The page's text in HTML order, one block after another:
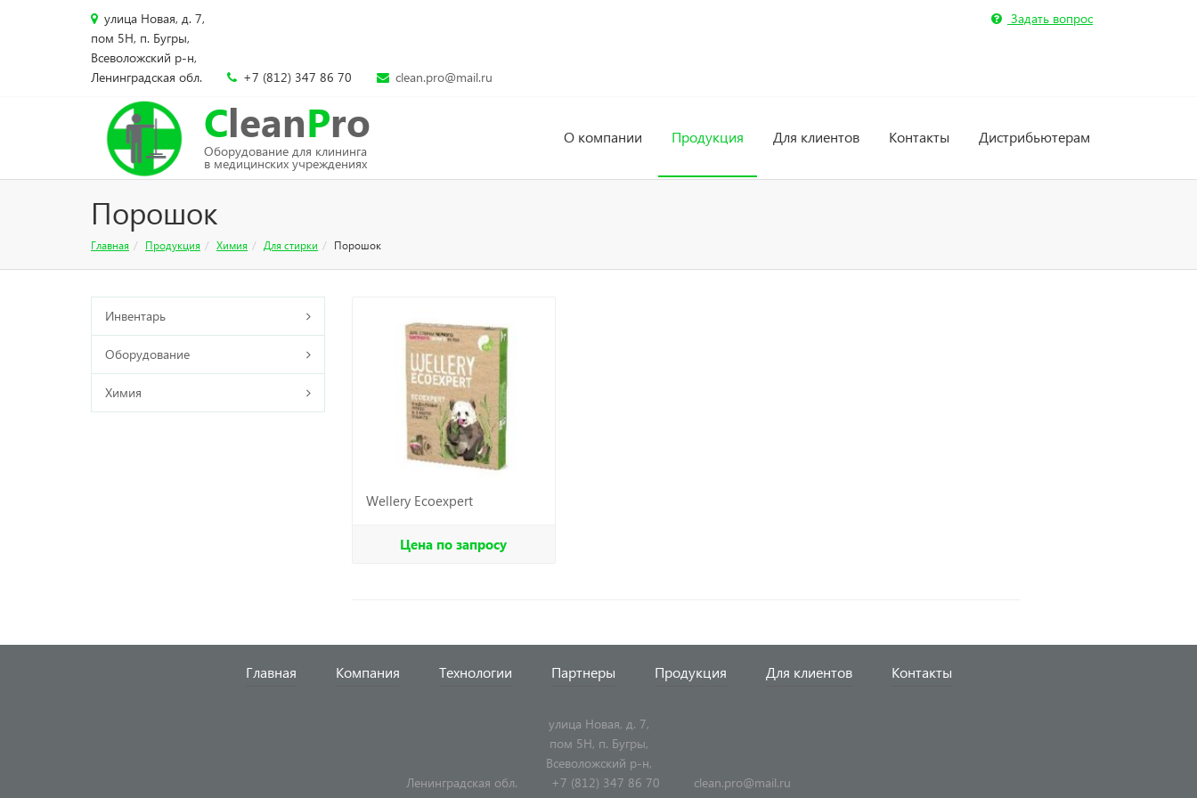
улица Новая, д. 7,
пом 5Н, п. Бугры,
Всеволожский р-н,
Ленинградская обл.
+7 (812) 347 86 70 clean.pro@mail.ru
Задать вопрос
CleanPro
Оборудование для клининга
в медицинских учреждениях
О компании Продукция Для клиентов Контакты Дистрибьютерам
Порошок
Главная Продукция Химия Для стирки Порошок
Инвентарь
Оборудование
Химия
Wellery Ecoexpert
Цена по запросу
Главная Компания Технологии Партнеры Продукция Для клиентов Контакты
улица Новая, д. 7,
пом 5Н, п. Бугры,
Всеволожский р-н,
Ленинградская обл.
+7 (812) 347 86 70 clean.pro@mail.ru